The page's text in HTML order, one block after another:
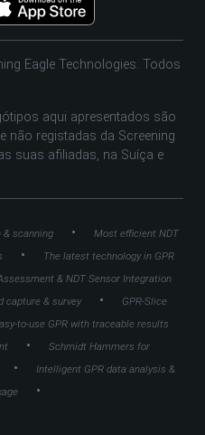
Eagle Technologies. Todos
aqui apresentados são
não registadas da Screening
suas afiliadas, na Suíça e
scanning •
Most efficient NDT
•
The latest technology in GPR
& NDT Sensor Integration
capture & survey •
GPR-Slice
to-use GPR with traceable results
•
Schmidt Hammers for
•
Intelligent GPR data analysis &
•